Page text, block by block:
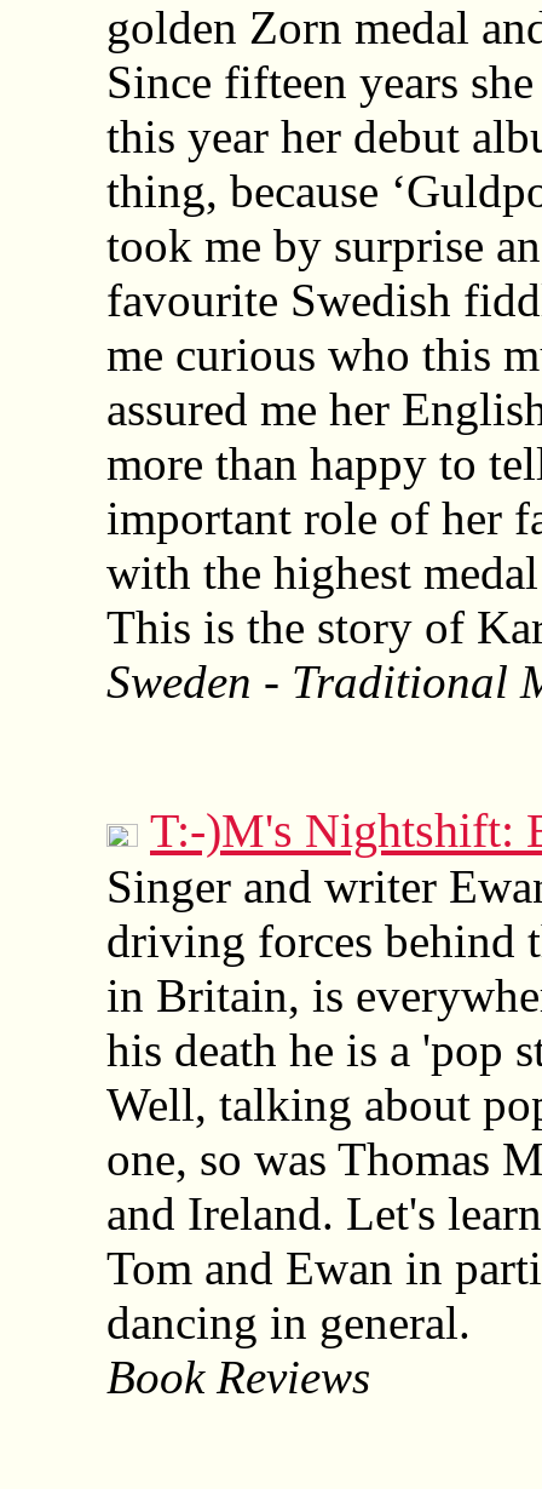
golden Zorn medal
Since fifteen years
this year her debut
thing, because
took me by surprise
favourite Swedish
me curious who this
assured me her
more than happy to
important role of her
with the highest
This is the story of
Sweden - Traditional
T:-)M's Nightshift:
Singer and writer
driving forces behind
in Britain, is
his death he is a 'pop
Well, talking about
one, so was Thomas
and Ireland. Let's
Tom and Ewan in
dancing in general.
Book Reviews